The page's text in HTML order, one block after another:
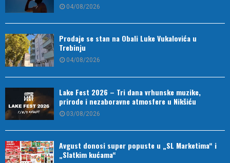
04/08/2026
Prodaje se stan na Obali Luke Vukalovića u
Trebinju
04/08/2026
Lake Fest 2026 – Tri dana vrhunske muzike,
prirode i nezaboravne atmosfere u Nikšiću
03/08/2026
Avgust donosi super popuste u „SL Marketima“ i
„Slatkim kućama“